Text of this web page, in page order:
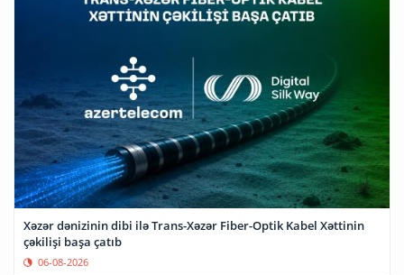
Xəzər dənizinin dibi ilə Trans-Xəzər Fiber-Optik Kabel Xəttinin
çəkilişi başa çatıb
06-08-2026